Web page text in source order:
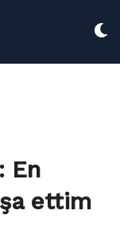
En
ettim